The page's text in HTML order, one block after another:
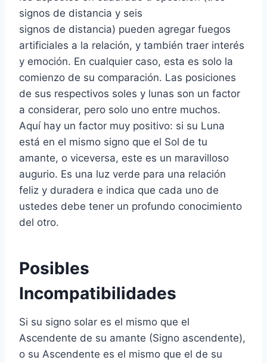
signos de distancia y seis
signos de distancia) pueden agregar fuegos
artificiales a la relación, y también traer interés
y emoción. En cualquier caso, esta es solo la
comienzo de su comparación. Las posiciones
de sus respectivos soles y lunas son un factor
a considerar, pero solo uno entre muchos.
Aquí hay un factor muy positivo: si su Luna
está en el mismo signo que el Sol de tu
amante, o viceversa, este es un maravilloso
augurio. Es una luz verde para una relación
feliz y duradera e indica que cada uno de
ustedes debe tener un profundo conocimiento
del otro.
Posibles
Incompatibilidades
Si su signo solar es el mismo que el
Ascendente de su amante (Signo ascendente),
o su Ascendente es el mismo que el de su